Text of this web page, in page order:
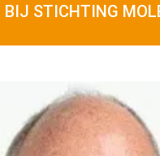
BIJ STICHTING